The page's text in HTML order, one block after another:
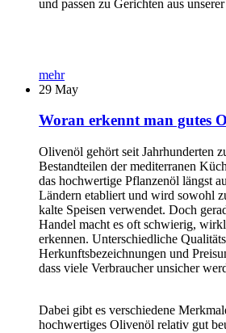
und passen zu Gerichten aus
mehr
29 May
Woran erkennt man gutes
Olivenöl gehört seit Jahrhunderten
Bestandteilen der mediterranen
das hochwertige Pflanzenöl längst
Ländern etabliert und wird sowohl
kalte Speisen verwendet. Doch
Handel macht es oft schwierig,
erkennen. Unterschiedliche
Herkunftsbezeichnungen und
dass viele Verbraucher unsicher
Dabei gibt es verschiedene
hochwertiges Olivenöl relativ gut